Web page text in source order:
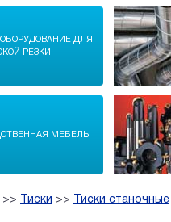
ДЛЯ
РЕЗКИ
МЕБЕЛЬ
>> Тиски >> Тиски станочные